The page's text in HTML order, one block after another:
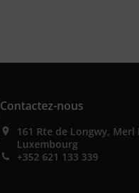
Contactez-nous
161 Rte de Longwy,
Luxembourg
+352 621 133 339